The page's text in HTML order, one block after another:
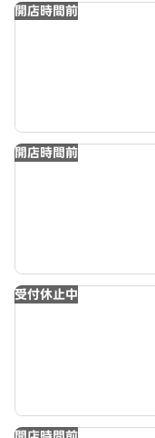
開店時間前
開店時間前
受付休止中